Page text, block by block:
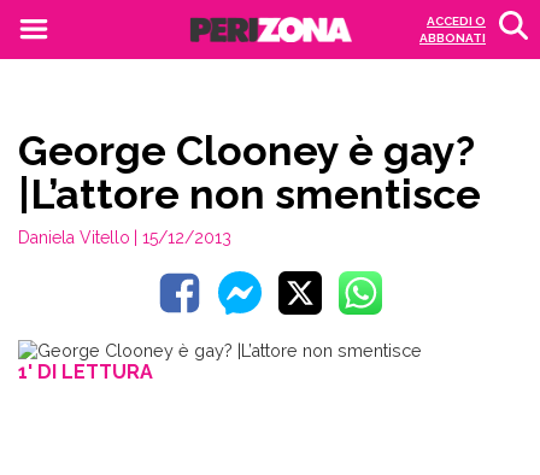
ACCEDI O
ABBONATI
George Clooney è gay?
|L’attore non smentisce
Daniela Vitello | 15/12/2013
1' DI LETTURA